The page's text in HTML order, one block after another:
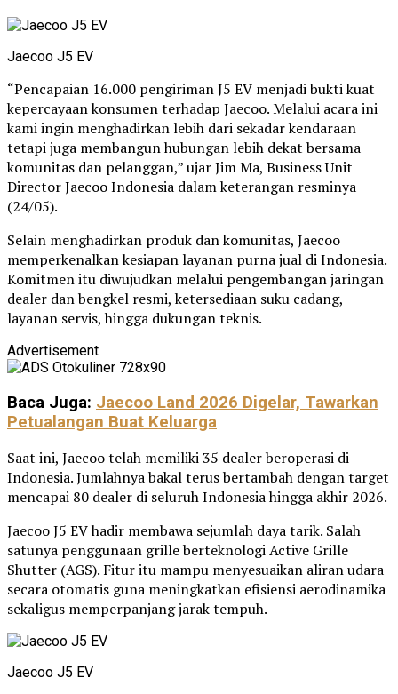
Jaecoo J5 EV
“Pencapaian 16.000 pengiriman J5 EV menjadi bukti kuat
kepercayaan konsumen terhadap Jaecoo. Melalui acara ini
kami ingin menghadirkan lebih dari sekadar kendaraan
tetapi juga membangun hubungan lebih dekat bersama
komunitas dan pelanggan,” ujar Jim Ma, Business Unit
Director Jaecoo Indonesia dalam keterangan resminya
(24/05).
Selain menghadirkan produk dan komunitas, Jaecoo
memperkenalkan kesiapan layanan purna jual di Indonesia.
Komitmen itu diwujudkan melalui pengembangan jaringan
dealer dan bengkel resmi, ketersediaan suku cadang,
layanan servis, hingga dukungan teknis.
Advertisement
Baca Juga: Jaecoo Land 2026 Digelar, Tawarkan
Petualangan Buat Keluarga
Saat ini, Jaecoo telah memiliki 35 dealer beroperasi di
Indonesia. Jumlahnya bakal terus bertambah dengan target
mencapai 80 dealer di seluruh Indonesia hingga akhir 2026.
Jaecoo J5 EV hadir membawa sejumlah daya tarik. Salah
satunya penggunaan grille berteknologi Active Grille
Shutter (AGS). Fitur itu mampu menyesuaikan aliran udara
secara otomatis guna meningkatkan efisiensi aerodinamika
sekaligus memperpanjang jarak tempuh.
Jaecoo J5 EV